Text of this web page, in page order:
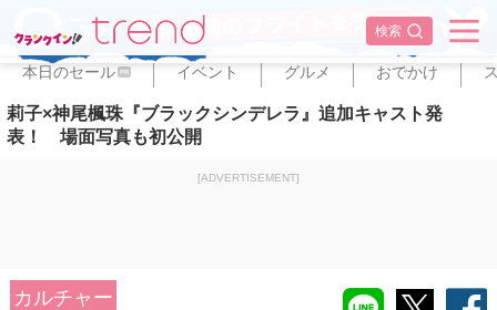
検索
✕
本日のセール PR イベント グルメ おでかけ
莉子×神尾楓珠『ブラックシンデレラ』追加キャスト発
表！ 場面写真も初公開
[ADVERTISEMENT]
カルチャー